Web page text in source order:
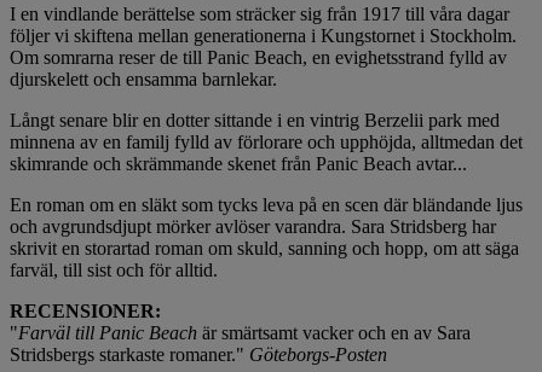
I en vindlande berättelse som sträcker sig från 1917 till våra dagar
följer vi skiftena mellan generationerna i Kungstornet i Stockholm.
Om somrarna reser de till Panic Beach, en evighetsstrand fylld av
djurskelett och ensamma barnlekar.
Långt senare blir en dotter sittande i en vintrig Berzelii park med
minnena av en familj fylld av förlorare och upphöjda, alltmedan det
skimrande och skrämmande skenet från Panic Beach avtar...
En roman om en släkt som tycks leva på en scen där bländande ljus
och avgrundsdjupt mörker avlöser varandra. Sara Stridsberg har
skrivit en storartad roman om skuld, sanning och hopp, om att säga
farväl, till sist och för alltid.
RECENSIONER:
"Farväl till Panic Beach är smärtsamt vacker och en av Sara
Stridsbergs starkaste romaner." Göteborgs-Posten